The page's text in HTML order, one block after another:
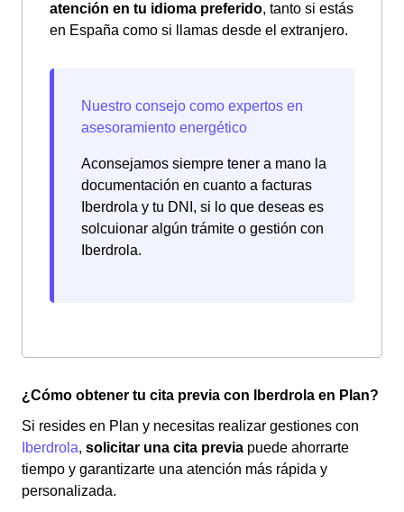
atención en tu idioma preferido, tanto si estás
en España como si llamas desde el extranjero.
Aconsejamos siempre tener a mano la
documentación en cuanto a facturas
Iberdrola y tu DNI, si lo que deseas es
solcuionar algún trámite o gestión con
Iberdrola.
¿Cómo obtener tu cita previa con Iberdrola en Plan?
Si resides en Plan y necesitas realizar gestiones con
Iberdrola, solicitar una cita previa puede ahorrarte
tiempo y garantizarte una atención más rápida y
personalizada.